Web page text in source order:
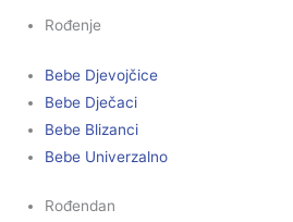
Rođenje
Bebe Djevojčice
Bebe Dječaci
Bebe Blizanci
Bebe Univerzalno
Rođendan